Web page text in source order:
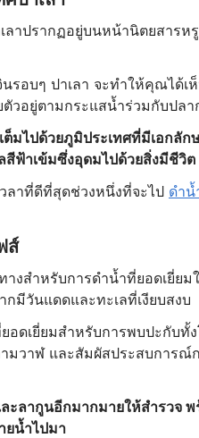
ลาปรากฏอยู่บนหน้านิตยสา
รอบๆ ปาเลา จะทำให้คุณได้
วอยู่ตามกระแสน้ำร่วมกับปลา
เต็มไปด้วยภูมิประเทศที่มีเอกลั
ฟ้าเข้มซึ่งอุดมไปด้วยสิ่งมีชีวิต
ลาที่ดีที่สุดช่วงหนึ่งที่จะไป ดำน้
ส์
งสำหรับการดำน้ำที่ยอดเยี่ย
กมีวันแดดและทะเลที่เงียบสงบ
อดเยี่ยมสำหรับการพบปะกับ
มวาฬ และสัมผัสประสบการณ์
ลากูนอีกมากมายให้สำรวจ พ
ยน้ำไปมา